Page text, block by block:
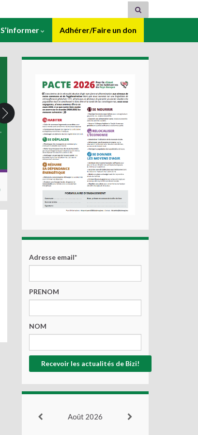
S’informer Adhérer/Faire un don
Adresse email*
PRENOM
NOM
Août 2026